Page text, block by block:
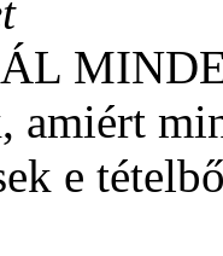
amiért
e